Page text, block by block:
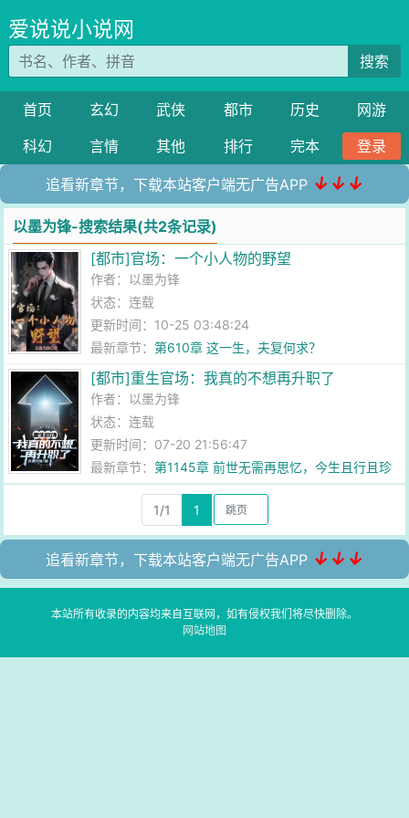
爱说说小说网
搜索
首页 玄幻 武侠 都市 历史
网游
科幻
言情 其他 排行 完本 登录
追看新章节，下载本站客户端无广告APP ↓↓↓
以墨为锋-搜索结果(共2条记录)
[都市]官场：一个小人物的野望
作者： 以墨为锋
状态：连载
更新时间：10-25 03:48:24
最新章节：第610章 这一生，夫复何求？
[都市]重生官场：我真的不想再升职了
作者： 以墨为锋
状态：连载
更新时间：07-20 21:56:47
最新章节：第1145章 前世无需再思忆，今生且行且珍
惜
1/1
1
追看新章节，下载本站客户端无广告APP ↓↓↓
本站所有收录的内容均来自互联网，如有侵权我们将尽快删除。
网站地图